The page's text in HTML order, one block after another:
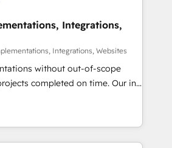
HubSpot without data loss or
to drive revenue efficiency. 🔹
HubSpot with your tech stack
Build
27001 certified, reinforcing
data security and compliance. At
Integrations,
Integrations, Websites
without out-of-scope
completed on time. Our in-
CRM architects, experts,
and marketers handles all
clients ✨
from 15+ different CRMs